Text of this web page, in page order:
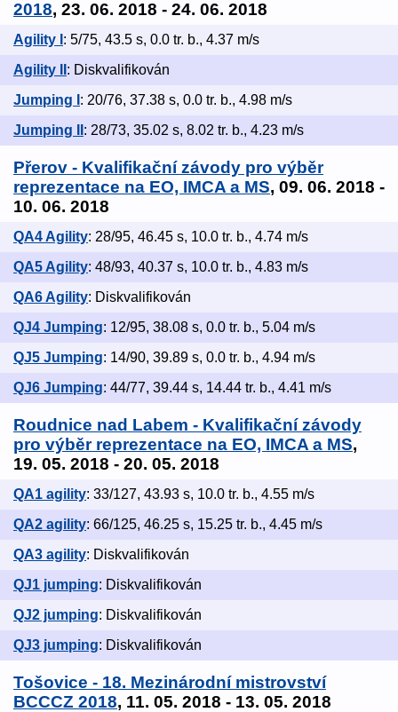
2018, 23. 06. 2018 - 24. 06. 2018
Agility I : 5/75, 43.5 s, 0.0 tr. b., 4.37 m/s
Agility II : Diskvalifikován
Jumping I : 20/76, 37.38 s, 0.0 tr. b., 4.98 m/s
Jumping II : 28/73, 35.02 s, 8.02 tr. b., 4.23 m/s
Přerov - Kvalifikační závody pro výběr
reprezentace na EO, IMCA a MS, 09. 06. 2018 -
10. 06. 2018
QA4 Agility: 28/95, 46.45 s, 10.0 tr. b., 4.74 m/s
QA5 Agility: 48/93, 40.37 s, 10.0 tr. b., 4.83 m/s
QA6 Agility: Diskvalifikován
QJ4 Jumping: 12/95, 38.08 s, 0.0 tr. b., 5.04 m/s
QJ5 Jumping: 14/90, 39.89 s, 0.0 tr. b., 4.94 m/s
QJ6 Jumping: 44/77, 39.44 s, 14.44 tr. b., 4.41 m/s
Roudnice nad Labem - Kvalifikační závody
pro výběr reprezentace na EO, IMCA a MS,
19. 05. 2018 - 20. 05. 2018
QA1 agility: 33/127, 43.93 s, 10.0 tr. b., 4.55 m/s
QA2 agility: 66/125, 46.25 s, 15.25 tr. b., 4.45 m/s
QA3 agility: Diskvalifikován
QJ1 jumping: Diskvalifikován
QJ2 jumping: Diskvalifikován
QJ3 jumping: Diskvalifikován
Tošovice - 18. Mezinárodní mistrovství
BCCCZ 2018, 11. 05. 2018 - 13. 05. 2018